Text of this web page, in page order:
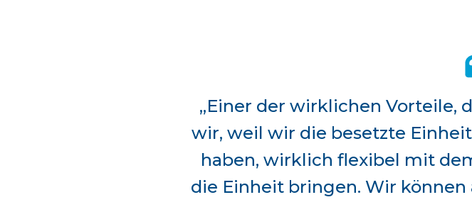
„Einer der wirklichen Vorteile,
wir, weil wir die besetzte
haben, wirklich flexibel mit
die Einheit bringen. Wir